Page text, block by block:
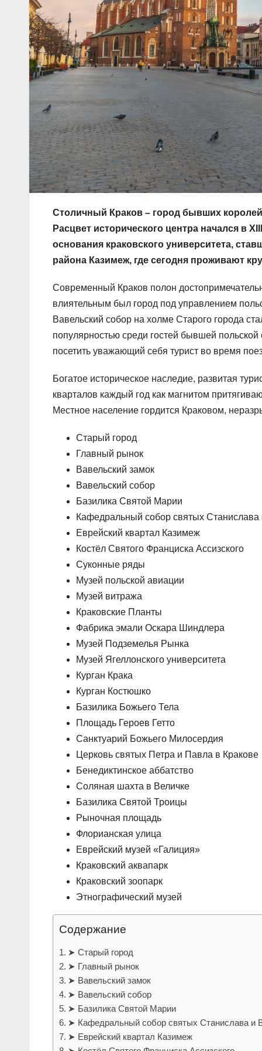
Столичный Краков – город бывших
Расцвет исторического центра начался в
основания краковского университета,
района Казимеж, где сегодня проживают
Современный Краков полон
влиятельным был город под управлением
Вавельский собор на холме Старого города
популярностью среди гостей бывшей
посетить уважающий себя турист во время
Богатое историческое наследие, развитая
кварталов каждый год как магнитом
Местное население гордится Краковом,
Старый город
Главный рынок
Вавельский замок
Вавельский собор
Базилика Святой Марии
Кафедральный собор святых Станислава
Еврейский квартал Казимеж
Костёл Святого Франциска Ассизского
Суконные ряды
Музей польской авиации
Музей витража
Краковские Планты
Фабрика эмали Оскара Шиндлера
Музей Подземелья Рынка
Музей Ягеллонского университета
Курган Крака
Курган Костюшко
Базилика Божьего Тела
Площадь Героев Гетто
Санктуарий Божьего Милосердия
Церковь святых Петра и Павла в Кракове
Бенедиктинское аббатство
Соляная шахта в Величке
Базилика Святой Троицы
Рыночная площадь
Флорианская улица
Еврейский музей «Галиция»
Краковский аквапарк
Краковский зоопарк
Этнографический музей
Содержание
➤ Старый город
➤ Главный рынок
➤ Вавельский замок
➤ Вавельский собор
➤ Базилика Святой Марии
➤ Кафедральный собор святых Станислава и
➤ Еврейский квартал Казимеж